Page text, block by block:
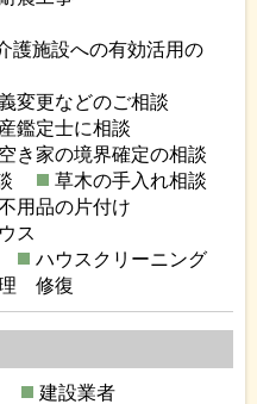
護施設への有効活用の
変更などのご相談
鑑定士に相談
空き家の境界確定の相談
草木の手入れ相談
用品の片付け
ス
ハウスクリーニング
理 修復
建設業者